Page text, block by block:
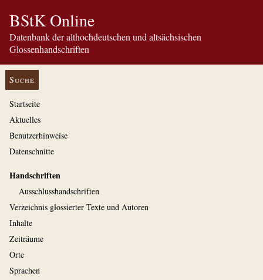
BStK Online
Datenbank der althochdeutschen und altsächsischen
Glossenhandschriften
Suche
Startseite
Aktuelles
Benutzerhinweise
Datenschnitte
Handschriften
Ausschluss­handschriften
Verzeichnis glossierter Texte und Autoren
Inhalte
Zeiträume
Orte
Sprachen